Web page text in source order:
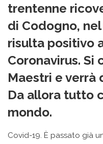
trentenne
di Codogno,
risulta positivo
Coronavirus. Si
Maestri e verrà
Da allora tutto
mondo.
Covid-19. Ѐ passato già